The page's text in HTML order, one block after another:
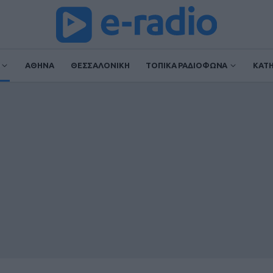
ΑΘΗΝΑ ΘΕΣΣΑΛΟΝΙΚΗ ΤΟΠΙΚΑ ΡΑΔΙΟΦΩΝΑ